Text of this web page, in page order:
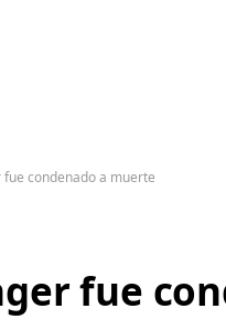
fue condenado a muerte
fue